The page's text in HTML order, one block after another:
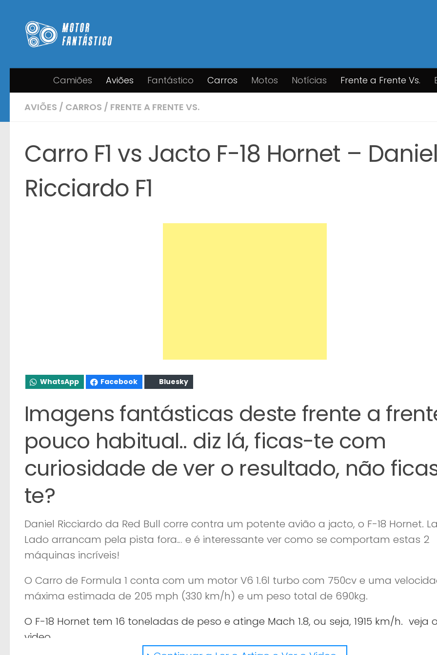
Camiões Aviões Fantástico Carros Motos Notícias Frente a Frente Vs.
AVIÕES / CARROS / FRENTE A FRENTE VS.
Carro F1 vs Jacto F-18 Hornet –
Ricciardo F1
WhatsApp Facebook Bluesky
Imagens fantásticas deste frente a
pouco habitual.. diz lá, ficas-te com
curiosidade de ver o resultado, não
te?
Daniel Ricciardo da Red Bull corre contra um potente avião a jacto, o F-18 Hornet.
Lado arrancam pela pista fora… e é interessante ver como se comportam estas 2
máquinas incríveis!
O Carro de Formula 1 conta com um motor V6 1.6l turbo com 750cv e uma
máxima estimada de 205 mph (330 km/h) e um peso total de 690kg.
O F-18 Hornet tem 16 toneladas de peso e atinge Mach 1.8, ou seja, 1915 km/h. veja
video.